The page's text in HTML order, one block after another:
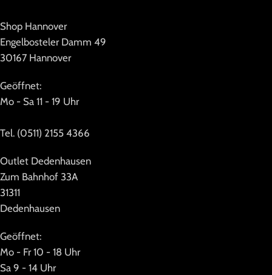
Shop Hannover
Engelbosteler Damm 49
30167 Hannover
Geöffnet:
Mo - Sa 11 - 19 Uhr
Tel. (0511) 2155 4366
Outlet Dedenhausen
Zum Bahnhof 33A
31311
Dedenhausen
Geöffnet:
Mo - Fr 10 - 18 Uhr
Sa 9 - 14 Uhr